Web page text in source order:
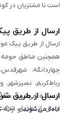
است تا مشتریان در
ارسال از طریق
همچنین مناطق
چهاردانگه،
رباط‌کریم، نصیرشهر،
اندیشه می‌شود.
داده می‌شوندو ارائه
ارسال از طریق
ارسال از طریق